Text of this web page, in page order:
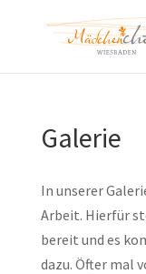
Galerie
In unserer
Arbeit. Hierfür
bereit und es
dazu. Öfter mal